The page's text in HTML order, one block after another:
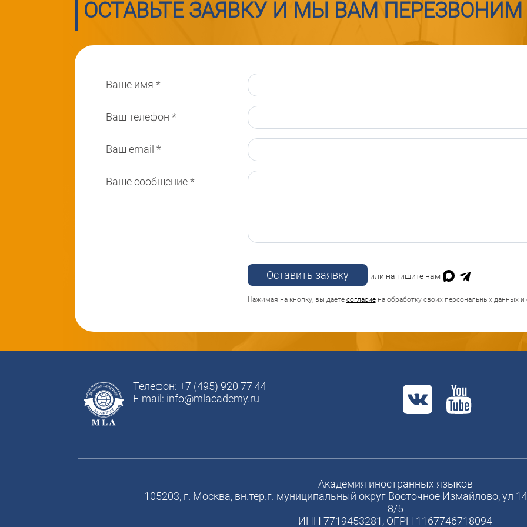
ОСТАВЬТЕ ЗАЯВКУ И МЫ ВАМ
Ваше имя *
Ваш телефон *
Ваш email *
Ваше сообщение*
Оставить заявку или напишите нам
Нажимая на кнопку, вы даете согласиена обработку своих персональных данных и
Телефон:+7 (495) 920 77 44
E-mail: info@mlacademy.ru
Академия иностранных языков
105203, г. Москва, вн.тер.г. муниципальный округ Восточное Измайлово, ул
8/5
ИНН 7719453281, ОГРН 1167746718094